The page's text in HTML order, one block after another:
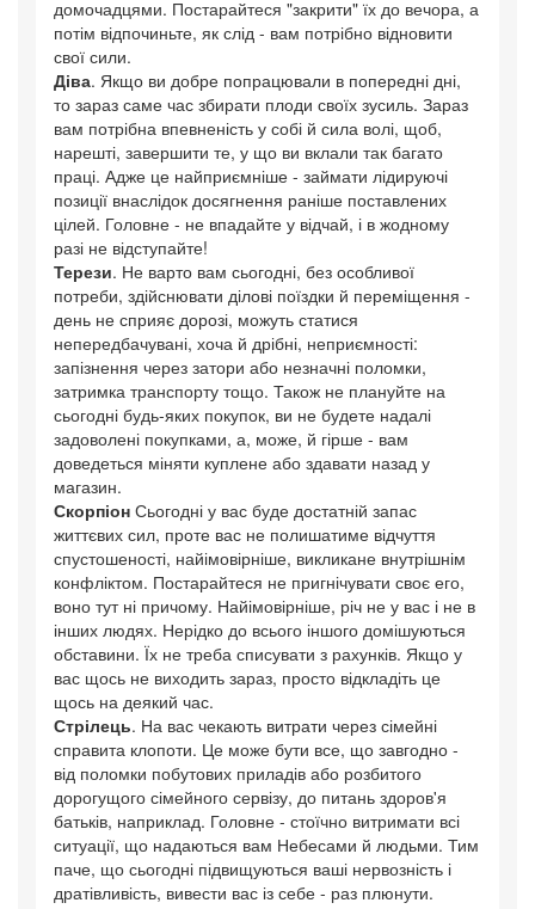
домочадцями. Постарайтеся "закрити" їх до вечора, а
потім відпочиньте, як слід - вам потрібно відновити
свої сили.
Діва. Якщо ви добре попрацювали в попередні дні,
то зараз саме час збирати плоди своїх зусиль. Зараз
вам потрібна впевненість у собі й сила волі, щоб,
нарешті, завершити те, у що ви вклали так багато
праці. Адже це найприємніше - займати лідируючі
позиції внаслідок досягнення раніше поставлених
цілей. Головне - не впадайте у відчай, і в жодному
разі не відступайте!
Терези. Не варто вам сьогодні, без особливої
потреби, здійснювати ділові поїздки й переміщення -
день не сприяє дорозі, можуть статися
непередбачувані, хоча й дрібні, неприємності:
запізнення через затори або незначні поломки,
затримка транспорту тощо. Також не плануйте на
сьогодні будь-яких покупок, ви не будете надалі
задоволені покупками, а, може, й гірше - вам
доведеться міняти куплене або здавати назад у
магазин.
Скорпіон Сьогодні у вас буде достатній запас
життєвих сил, проте вас не полишатиме відчуття
спустошеності, найімовірніше, викликане внутрішнім
конфліктом. Постарайтеся не пригнічувати своє его,
воно тут ні причому. Найімовірніше, річ не у вас і не в
інших людях. Нерідко до всього іншого домішуються
обставини. Їх не треба списувати з рахунків. Якщо у
вас щось не виходить зараз, просто відкладіть це
щось на деякий час.
Стрілець. На вас чекають витрати через сімейні
справита клопоти. Це може бути все, що завгодно -
від поломки побутових приладів або розбитого
дорогущого сімейного сервізу, до питань здоров'я
батьків, наприклад. Головне - стоїчно витримати всі
ситуації, що надаються вам Небесами й людьми. Тим
паче, що сьогодні підвищуються ваші нервозність і
дратівливість, вивести вас із себе - раз плюнути.